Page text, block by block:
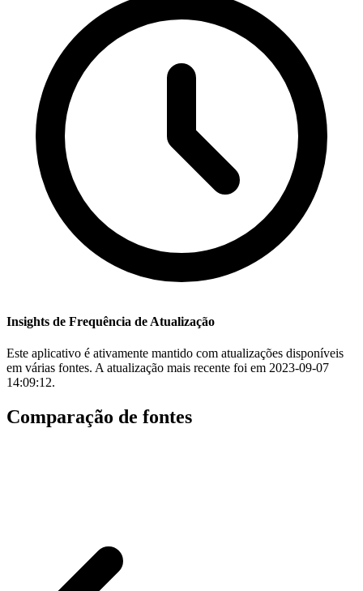
Insights de Frequência de Atualização
Este aplicativo é ativamente mantido com atualizações disponíveis
em várias fontes. A atualização mais recente foi em 2023-09-07
14:09:12.
Comparação de fontes